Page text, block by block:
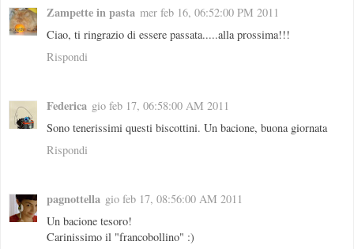
Zampette in pasta mer feb 16, 06:52:00 PM 2011
Ciao, ti ringrazio di essere passata.....alla prossima!!!
Rispondi
Federica gio feb 17, 06:58:00 AM 2011
Sono tenerissimi questi biscottini. Un bacione, buona giornata
Rispondi
pagnottella gio feb 17, 08:56:00 AM 2011
Un bacione tesoro!
Carinissimo il "francobollino" :)